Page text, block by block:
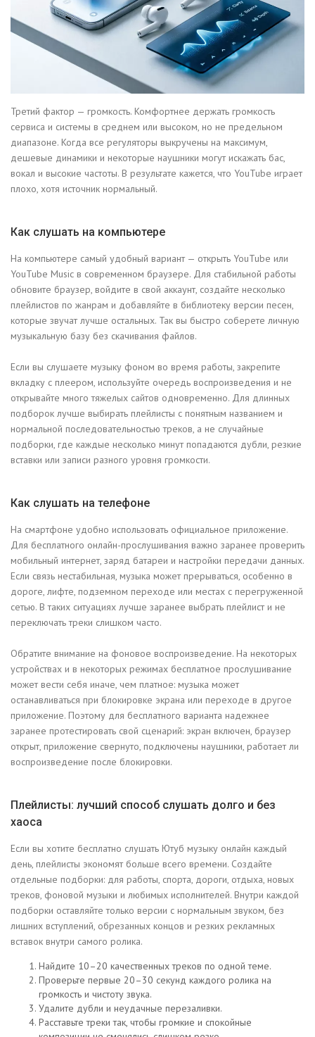
Третий фактор — громкость. Комфортнее держать громкость
сервиса и системы в среднем или высоком, но не предельном
диапазоне. Когда все регуляторы выкручены на максимум,
дешевые динамики и некоторые наушники могут искажать бас,
вокал и высокие частоты. В результате кажется, что YouTube играет
плохо, хотя источник нормальный.
Как слушать на компьютере
На компьютере самый удобный вариант — открыть YouTube или
YouTube Music в современном браузере. Для стабильной работы
обновите браузер, войдите в свой аккаунт, создайте несколько
плейлистов по жанрам и добавляйте в библиотеку версии песен,
которые звучат лучше остальных. Так вы быстро соберете личную
музыкальную базу без скачивания файлов.
Если вы слушаете музыку фоном во время работы, закрепите
вкладку с плеером, используйте очередь воспроизведения и не
открывайте много тяжелых сайтов одновременно. Для длинных
подборок лучше выбирать плейлисты с понятным названием и
нормальной последовательностью треков, а не случайные
подборки, где каждые несколько минут попадаются дубли, резкие
вставки или записи разного уровня громкости.
Как слушать на телефоне
На смартфоне удобно использовать официальное приложение.
Для бесплатного онлайн-прослушивания важно заранее проверить
мобильный интернет, заряд батареи и настройки передачи данных.
Если связь нестабильная, музыка может прерываться, особенно в
дороге, лифте, подземном переходе или местах с перегруженной
сетью. В таких ситуациях лучше заранее выбрать плейлист и не
переключать треки слишком часто.
Обратите внимание на фоновое воспроизведение. На некоторых
устройствах и в некоторых режимах бесплатное прослушивание
может вести себя иначе, чем платное: музыка может
останавливаться при блокировке экрана или переходе в другое
приложение. Поэтому для бесплатного варианта надежнее
заранее протестировать свой сценарий: экран включен, браузер
открыт, приложение свернуто, подключены наушники, работает ли
воспроизведение после блокировки.
Плейлисты: лучший способ слушать долго и без
хаоса
Если вы хотите бесплатно слушать Ютуб музыку онлайн каждый
день, плейлисты экономят больше всего времени. Создайте
отдельные подборки: для работы, спорта, дороги, отдыха, новых
треков, фоновой музыки и любимых исполнителей. Внутри каждой
подборки оставляйте только версии с нормальным звуком, без
лишних вступлений, обрезанных концов и резких рекламных
вставок внутри самого ролика.
Найдите 10–20 качественных треков по одной теме.
Проверьте первые 20–30 секунд каждого ролика на
громкость и чистоту звука.
Удалите дубли и неудачные перезаливки.
Расставьте треки так, чтобы громкие и спокойные